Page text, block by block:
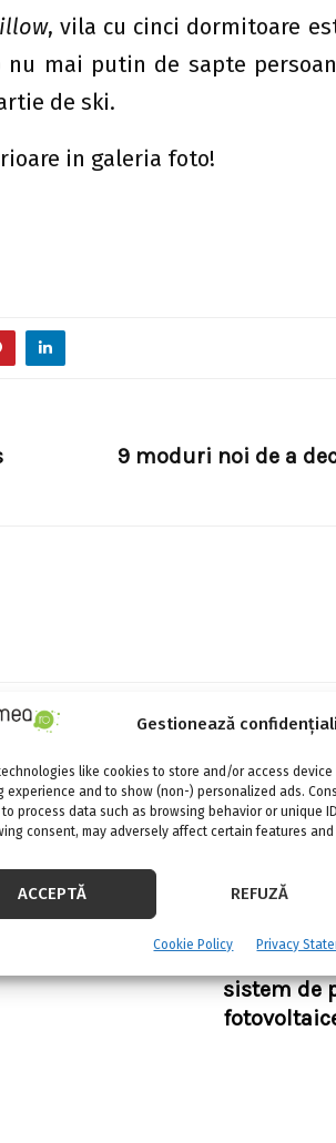
Gestionează
like cookies to store and/or access
experience and to show (non-) personalized ads.
process data such as browsing behavior or unique
consent, may adversely affect certain features
ACCEPTĂ REFUZĂ
Cookie Policy Privacy
, vila cu cinci dormitoare
nu mai putin de sapte
de ski.
in galeria foto!
9 moduri noi de a
Din ce
sistem de